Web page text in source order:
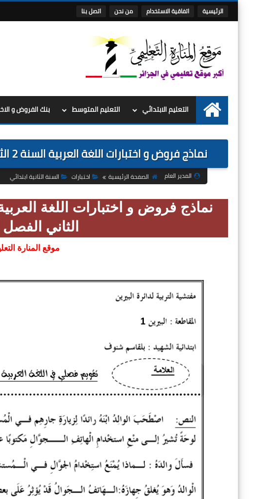
الرئيسية اتفاقية الاستخدام من نحن اتصل بنا
الرئيسية
التعليم الابتدائي التعليم المتوسط بنك الفروض و
نماذج فروض و اختبارات اللغة العربية السنة 2 الثانية ابتدائي الجيل الثاني الفصل الثالث
المدير العام الصفحة الرئيسية اختبارات السنة الثانية ابتدائي
الثاني الفصل
موقع المنارة